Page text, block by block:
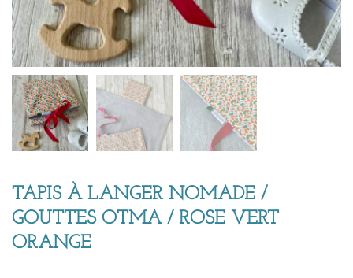
TAPIS À LANGER NOMADE /
GOUTTES OTMA / ROSE VERT
ORANGE